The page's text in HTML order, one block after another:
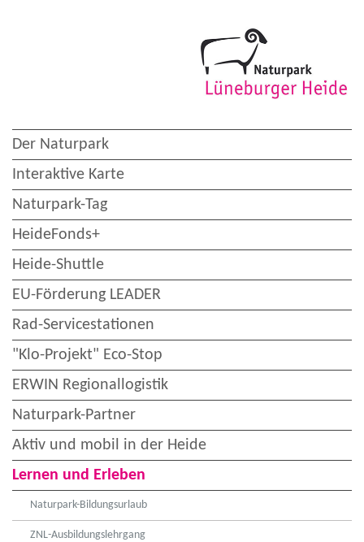
Der Naturpark
Interaktive Karte
Naturpark-Tag
HeideFonds+
Heide-Shuttle
EU-Förderung LEADER
Rad-Servicestationen
"Klo-Projekt" Eco-Stop
ERWIN Regionallogistik
Naturpark-Partner
Aktiv und mobil in der Heide
Lernen und Erleben
Naturpark-Bildungsurlaub
ZNL-Ausbildungslehrgang